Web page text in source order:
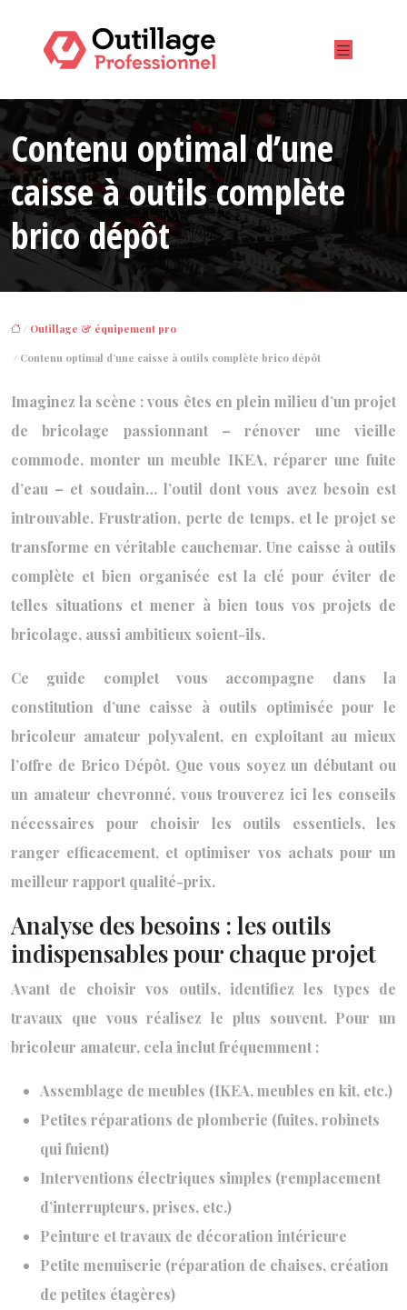
Contenu optimal d’une
caisse à outils complète
brico dépôt
/ Outillage & équipement pro
/ Contenu optimal d’une caisse à outils complète brico dépôt
Imaginez la scène : vous êtes en plein milieu d’un projet
de bricolage passionnant – rénover une vieille
commode, monter un meuble IKEA, réparer une fuite
d’eau – et soudain… l’outil dont vous avez besoin est
introuvable. Frustration, perte de temps, et le projet se
transforme en véritable cauchemar. Une caisse à outils
complète et bien organisée est la clé pour éviter de
telles situations et mener à bien tous vos projets de
bricolage, aussi ambitieux soient-ils.
Ce guide complet vous accompagne dans la
constitution d’une caisse à outils optimisée pour le
bricoleur amateur polyvalent, en exploitant au mieux
l’offre de Brico Dépôt. Que vous soyez un débutant ou
un amateur chevronné, vous trouverez ici les conseils
nécessaires pour choisir les outils essentiels, les
ranger efficacement, et optimiser vos achats pour un
meilleur rapport qualité-prix.
Analyse des besoins : les outils
indispensables pour chaque projet
Avant de choisir vos outils, identifiez les types de
travaux que vous réalisez le plus souvent. Pour un
bricoleur amateur, cela inclut fréquemment :
Assemblage de meubles (IKEA, meubles en kit, etc.)
Petites réparations de plomberie (fuites, robinets
qui fuient)
Interventions électriques simples (remplacement
d’interrupteurs, prises, etc.)
Peinture et travaux de décoration intérieure
Petite menuiserie (réparation de chaises, création
de petites étagères)